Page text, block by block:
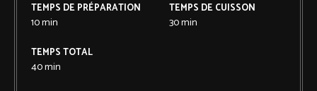
TEMPS DE PRÉPARATION
10min
TEMPS DE CUISSON
30min
TEMPS TOTAL
40min